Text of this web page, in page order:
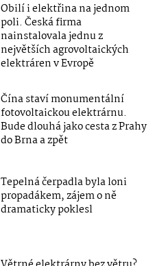
Obilí i elektřina na jednom
poli. Česká firma
nainstalovala jednu z
největších agrovoltaických
elektráren v Evropě
Čína staví monumentální
fotovoltaickou elektrárnu.
Bude dlouhá jako cesta z Prahy
do Brna a zpět
Tepelná čerpadla byla loni
propadákem, zájem o ně
dramaticky poklesl